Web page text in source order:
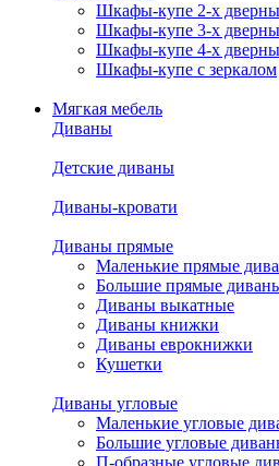
Шкафы-купе 2-х
Шкафы-купе 3-х
Шкафы-купе 4-х
Шкафы-купе с зеркалом
Мягкая мебель
Диваны
Детские диваны
Диваны-кровати
Диваны прямые
Маленькие прямые
Большие прямые
Диваны выкатные
Диваны книжки
Диваны еврокнижки
Кушетки
Диваны угловые
Маленькие угловые
Большие угловые